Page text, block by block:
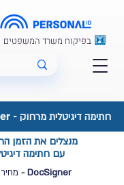
בפיקוח משרד המשפטים
חתימה דיגיטלית מרחוק - DocSigner - מחירון
מנצלים את הזמן
עם חתימה
DocSigner - מח